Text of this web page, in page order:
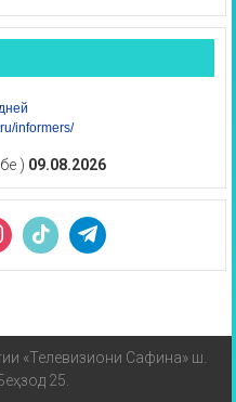
informers/
) 09.08.2026
«Телевизиони Сафина» ш.
25.